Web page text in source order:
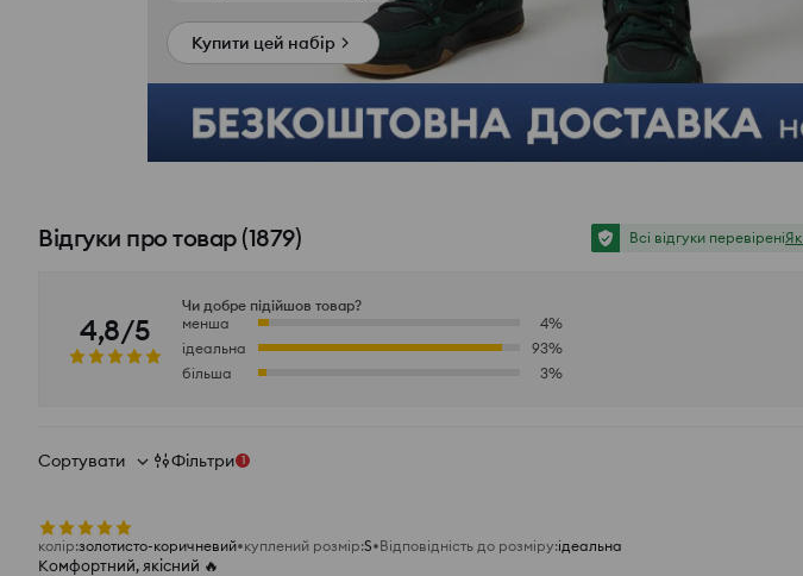
Купити цей набір
Відгуки про товар(1879) Всі відгуки перевірені
4,8/5
Чи добре підійшов товар?
менша
4%
ідеальна
93%
більша
3%
Сортувати Фільтри 1
колір:золотисто-коричневий куплений розмір:S Відповідність до розміру:ідеальна
Комфортний, якісний 🔥